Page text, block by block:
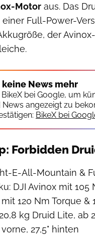
Motor aus. Das
einer Full-Power-
der
keine News mehr
BikeX bei Google, um
News angezeigt zu
BikeX bei
Forbidden
E-All-Mountain &
DJI Avinox mit
120 Nm Torque &
kg Druid Lite, ab
27,5" hinten